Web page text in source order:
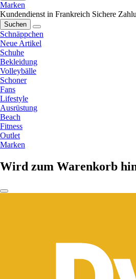
Marken
Kundendienst in Frankreich Sichere
Suchen
Schnäppchen
Neue Artikel
Schuhe
Bekleidung
Volleybälle
Schoner
Fans
Lifestyle
Ausrüstung
Beach
Fitness
Outlet
Marken
Wird zum Warenkorb